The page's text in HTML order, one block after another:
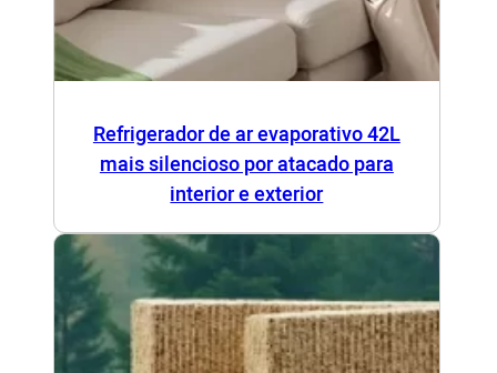
Refrigerador de ar evaporativo 42L
mais silencioso por atacado para
interior e exterior